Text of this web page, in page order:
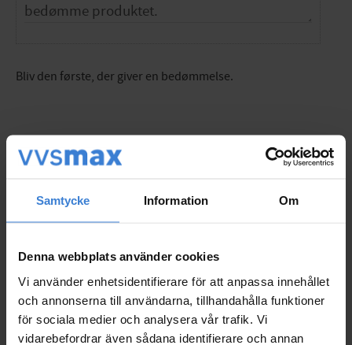
Samtycke Information Om
Denna webbplats använder cookies
Vi använder enhetsidentifierare för att anpassa innehållet
och annonserna till användarna, tillhandahålla funktioner
för sociala medier och analysera vår trafik. Vi
vidarebefordrar även sådana identifierare och annan
Bliv den første, der giver en bedømmelse.
Populära produkter